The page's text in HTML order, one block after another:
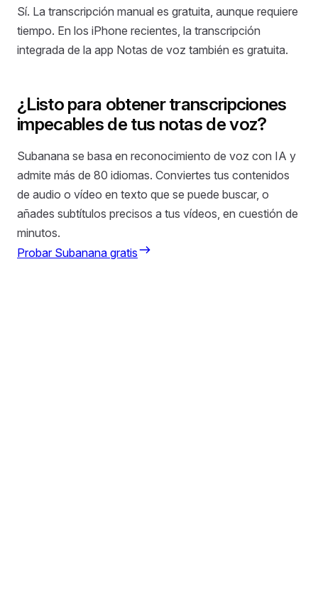
Sí. La transcripción manual es gratuita, aunque requiere
tiempo. En los iPhone recientes, la transcripción
integrada de la app Notas de voz también es gratuita.
¿Listo para obtener transcripciones
impecables de tus notas de voz?
Subanana se basa en reconocimiento de voz con IA y
admite más de 80 idiomas. Conviertes tus contenidos
de audio o vídeo en texto que se puede buscar, o
añades subtítulos precisos a tus vídeos, en cuestión de
minutos.
Probar Subanana gratis